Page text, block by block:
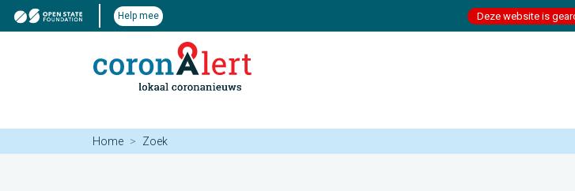
Help mee Deze website is
Home Zoek